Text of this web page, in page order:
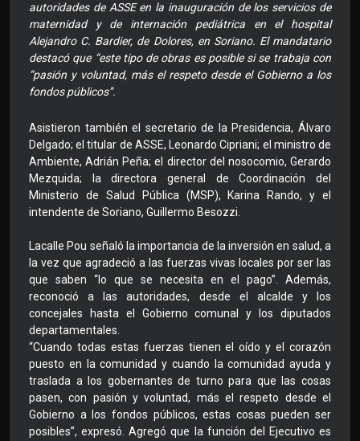
autoridades de ASSE en la inauguración de los servicios de
maternidad y de internación pediátrica en el hospital
Alejandro C. Bardier, de Dolores, en Soriano. El mandatario
destacó que “este tipo de obras es posible si se trabaja con
“pasión y voluntad, más el respeto desde el Gobierno a los
fondos públicos”.
Asistieron también el secretario de la Presidencia, Álvaro
Delgado; el titular de ASSE, Leonardo Cipriani; el ministro de
Ambiente, Adrián Peña; el director del nosocomio, Gerardo
Mezquida; la directora general de Coordinación del
Ministerio de Salud Pública (MSP), Karina Rando, y el
intendente de Soriano, Guillermo Besozzi.
Lacalle Pou señaló la importancia de la inversión en salud, a
la vez que agradeció a las fuerzas vivas locales por ser las
que saben “lo que se necesita en el pago”. Además,
reconoció a las autoridades, desde el alcalde y los
concejales hasta el Gobierno comunal y los diputados
departamentales.
“Cuando todas estas fuerzas tienen el oído y el corazón
puesto en la comunidad y cuando la comunidad ayuda y
traslada a los gobernantes de turno para que las cosas
pasen, con pasión y voluntad, más el respeto desde el
Gobierno a los fondos públicos, estas cosas pueden ser
posibles”, expresó. Agregó que la función del Ejecutivo es